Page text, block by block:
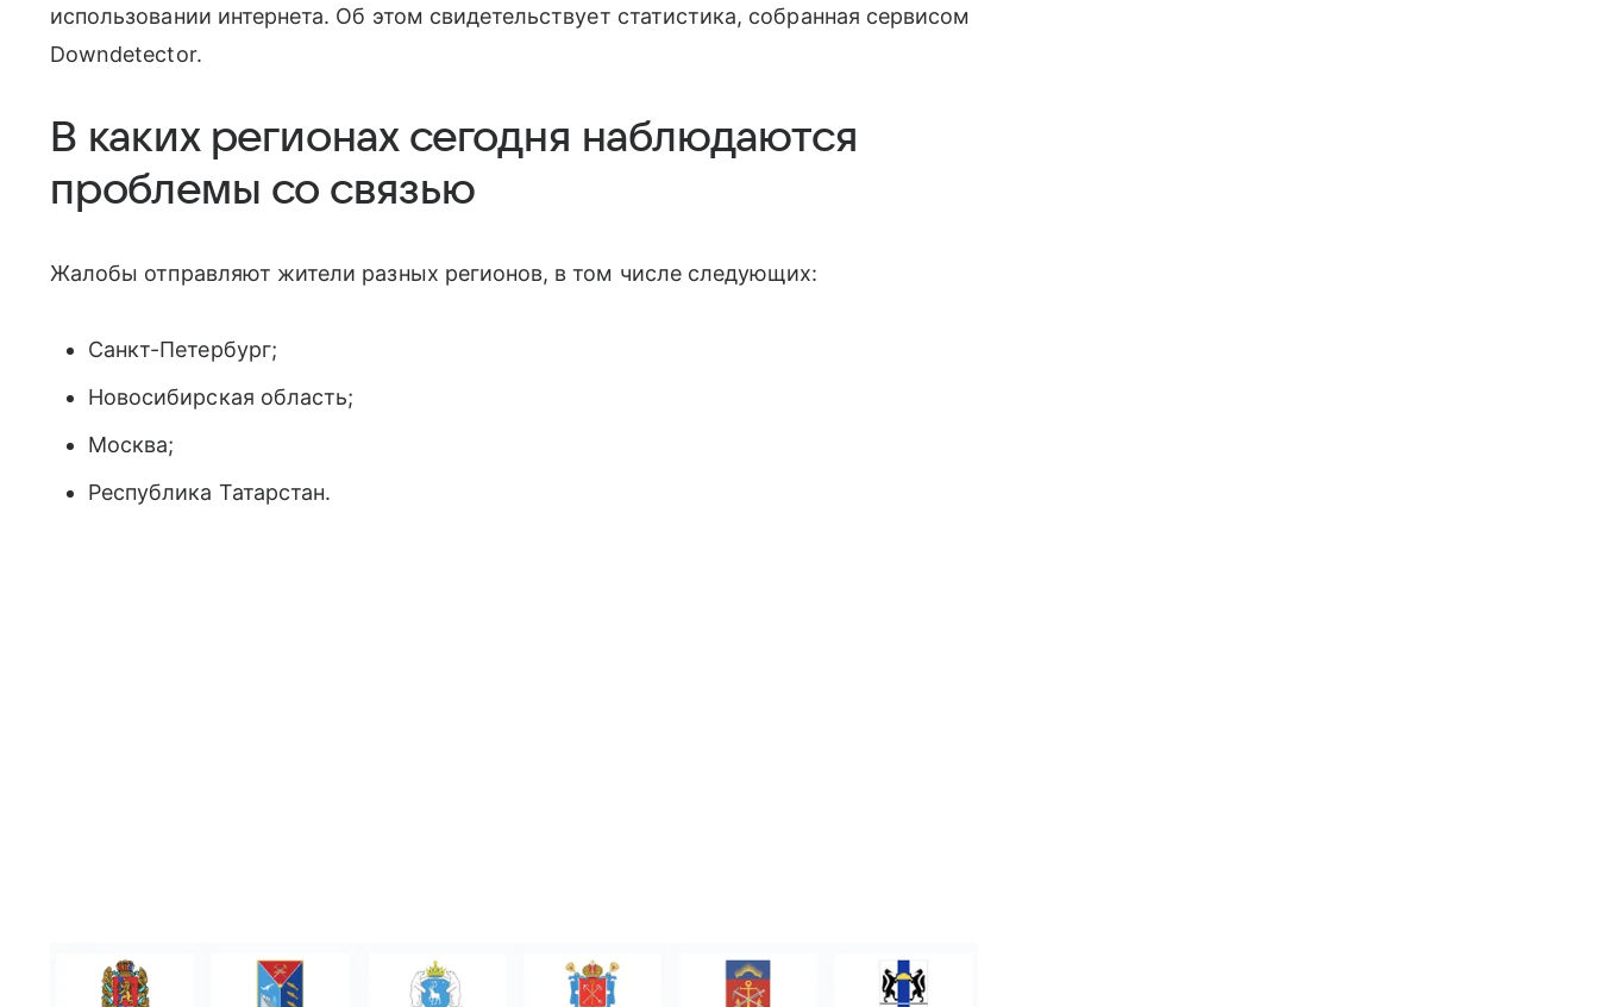
использовании интернета. Об этом свидетельствует статистика, собранная сервисом
Downdetector.
В каких регионах сегодня наблюдаются
проблемы со связью
Жалобы отправляют жители разных регионов, в том числе следующих:
Санкт-Петербург;
Новосибирская область;
Москва;
Республика Татарстан.